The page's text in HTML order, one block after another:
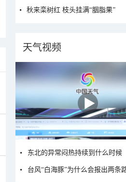
秋来栾树红 枝头挂满“胭脂果”
天气视频
东北的异常闷热持续到什么时候
台风“白海豚”为什么会报出两条